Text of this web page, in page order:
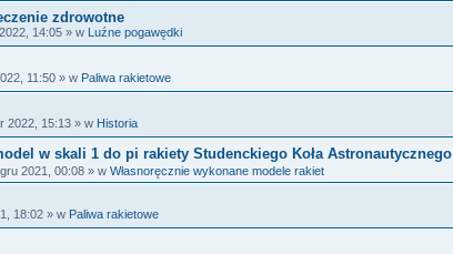
zdrowotne
14:05 » w Luźne pogawędki
11:50 » w Paliwa rakietowe
2022, 15:13 » w Historia
w skali 1 do pi rakiety Studenckiego Koła Astronautycznego
2021, 00:08 » w Własnoręcznie wykonane modele rakiet
18:02 » w Paliwa rakietowe